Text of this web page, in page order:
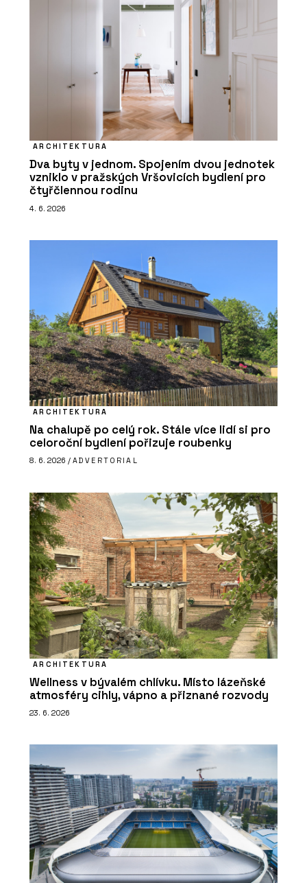
ARCHITEKTURA
Dva byty v jednom. Spojením dvou jednotek
vzniklo v pražských Vršovicích bydlení pro
čtyřčlennou rodinu
4. 6. 2026
ARCHITEKTURA
Na chalupě po celý rok. Stále více lidí si pro
celoroční bydlení pořizuje roubenky
8. 6. 2026 / ADVERTORIAL
ARCHITEKTURA
Wellness v bývalém chlívku. Místo lázeňské
atmosféry cihly, vápno a přiznané rozvody
23. 6. 2026